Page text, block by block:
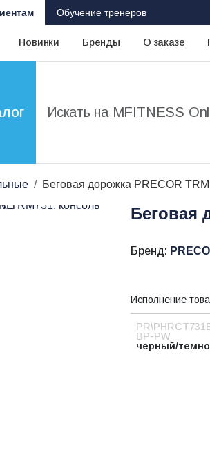
Обучение тренеров
Новинки Бренды О заказе
Беговая дорожка PRECOR
Беговая
Бренд:
Исполнение
BP-PW
черный/